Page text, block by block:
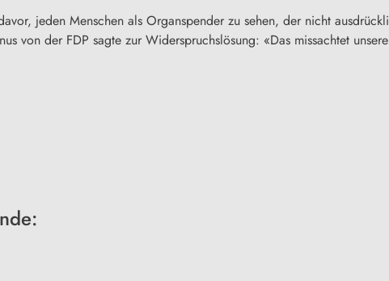
jeden Menschen als Organspender zu sehen, der nicht
von der FDP sagte zur Widerspruchslösung: «Das missachtet